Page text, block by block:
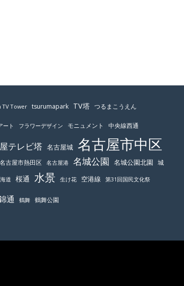
TV Tower tsurumapark TV塔 つるまこうえん
ート フラワーデザイン モニュメント 中央線西通
テレビ塔 名古屋城 名古屋市中区
名古屋市熱田区 名古屋港 名城公園 名城公園北園 城
道 桜通 水景 生け花 空港線 第31回国民文化祭
通 鶴舞 鶴舞公園